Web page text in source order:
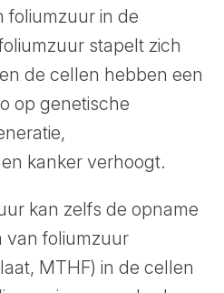
foliumzuur in de
stapelt zich
de cellen hebben een
op genetische
kanker verhoogt.
kan zelfs de opname
van foliumzuur
MTHF) in de cellen